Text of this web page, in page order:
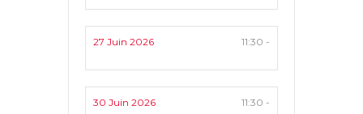
27 Juin 2026 11:30 -
30 Juin 2026 11:30 -